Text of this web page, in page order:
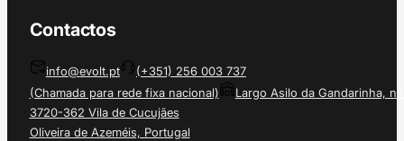
Contactos
info@evolt.pt
(+351) 256 003 737
(Chamada para rede fixa nacional)
Largo Asilo da Gandarinha, nº
3720-362 Vila de Cucujães
Oliveira de Azeméis, Portugal